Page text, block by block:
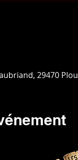
29470